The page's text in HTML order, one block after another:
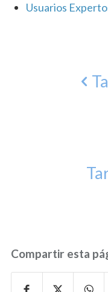
Usuarios
Compartir esta